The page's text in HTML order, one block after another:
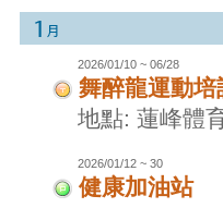
2026/01/10 ~ 06/28
舞醉龍運動培
地點: 蓮峰體
2026/01/12 ~ 30
健康加油站